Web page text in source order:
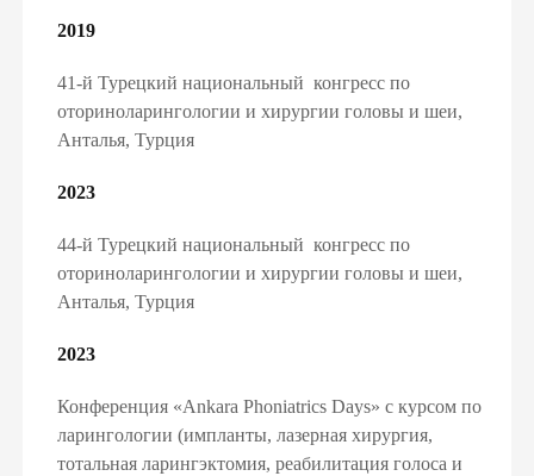
2019
41-й Турецкий национальный конгресс по
оториноларингологии и хирургии головы и шеи,
Анталья, Турция
2023
44-й Турецкий национальный конгресс по
оториноларингологии и хирургии головы и шеи,
Анталья, Турция
2023
Конференция «Ankara Phoniatrics Days» с курсом по
ларингологии (импланты, лазерная хирургия,
тотальная ларингэктомия, реабилитация голоса и
вакцинацию и др.
ПОДПИСАТЬ ДЕКЛАРАЦИЮ ОНЛАЙН